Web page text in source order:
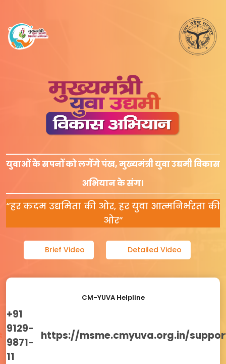
युवाओं के सपनों को लगेंगे पंख,मुख्यमंत्री युवा उद्यमी विकास
अभियान के संग।
“हर कदम उद्यमिता की ओर, हर युवा आत्मनिर्भरता की
ओर”
Brief Video Detailed Video
CM-YUVA Helpline
+91
9129-
9871-
11
https://msme.cmyuva.org.in/